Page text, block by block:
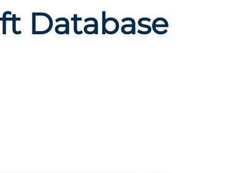
Database